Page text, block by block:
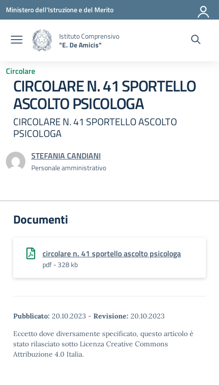
Vai ai contenuti
Vai al menu di navigazione
Vai al footer
Ministero dell'Istruzione e del Merito
Istituto Comprensivo
"E. De Amicis"
Circolare
CIRCOLARE N. 41 SPORTELLO
ASCOLTO PSICOLOGA
CIRCOLARE N. 41 SPORTELLO ASCOLTO
PSICOLOGA
STEFANIA CANDIANI
Personale amministrativo
Documenti
circolare n. 41 sportello ascolto psicologa
pdf - 328 kb
Pubblicato: 20.10.2023 - Revisione: 20.10.2023
Eccetto dove diversamente specificato, questo articolo è
stato rilasciato sotto Licenza Creative Commons
Attribuzione 4.0 Italia.